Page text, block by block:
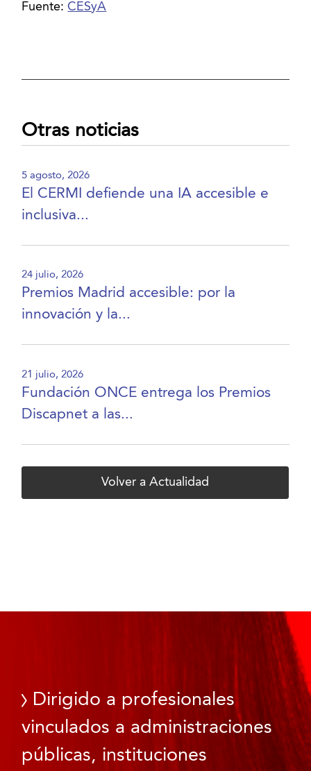
Fuente:CESyA
Otras noticias
5 agosto, 2026
El CERMI defiende una IA accesible e
inclusiva...
24 julio, 2026
Premios Madrid accesible: por la
innovación y la...
21 julio, 2026
Fundación ONCE entrega los Premios
Discapnet a las...
Volver a Actualidad
Dirigido a profesionales
vinculados a administraciones
públicas, instituciones